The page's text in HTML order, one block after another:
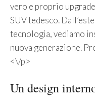
vero e proprio
SUV tedesco.
tecnologia, vediamo
nuova generazione.
<\/p>
Un design